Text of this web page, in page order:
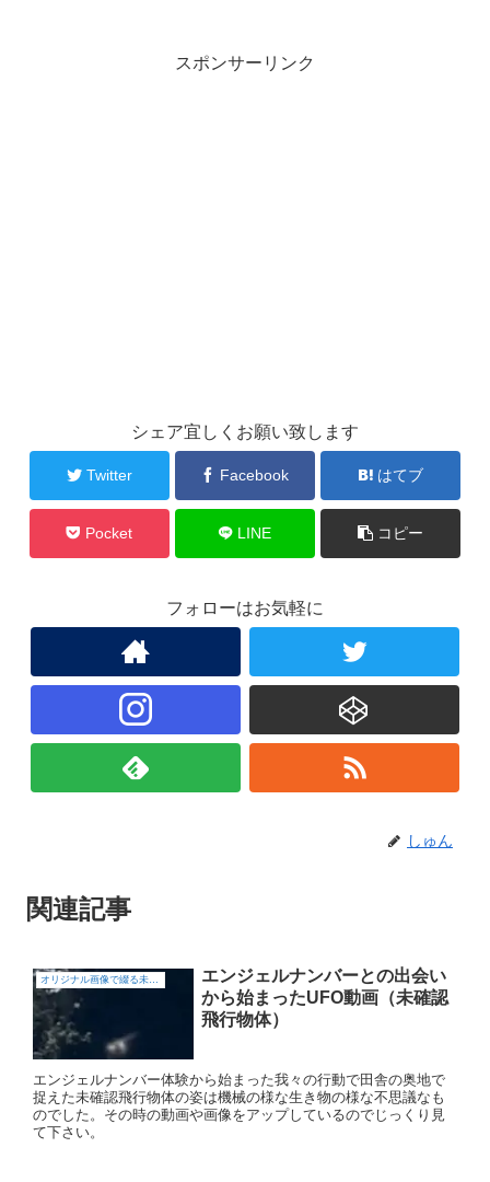
スポンサーリンク
シェア宜しくお願い致します
Twitter Facebook はてブ
Pocket LINE コピー
フォローはお気軽に
しゅん
関連記事
オリジナル画像で綴る未確認飛行物体（UFO)
エンジェルナンバーとの出会い
から始まったUFO動画（未確認
飛行物体）
エンジェルナンバー体験から始まった我々の行動で田舎の奥地で
捉えた未確認飛行物体の姿は機械の様な生き物の様な不思議なも
のでした。その時の動画や画像をアップしているのでじっくり見
て下さい。